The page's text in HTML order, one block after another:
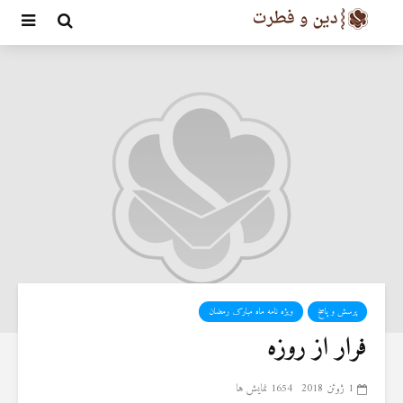
پرسش و پاسخ ویژه نامه ماه مبارک رمضان
فرار از روزه
1 ژوئن 2018 1654 نمایش ها